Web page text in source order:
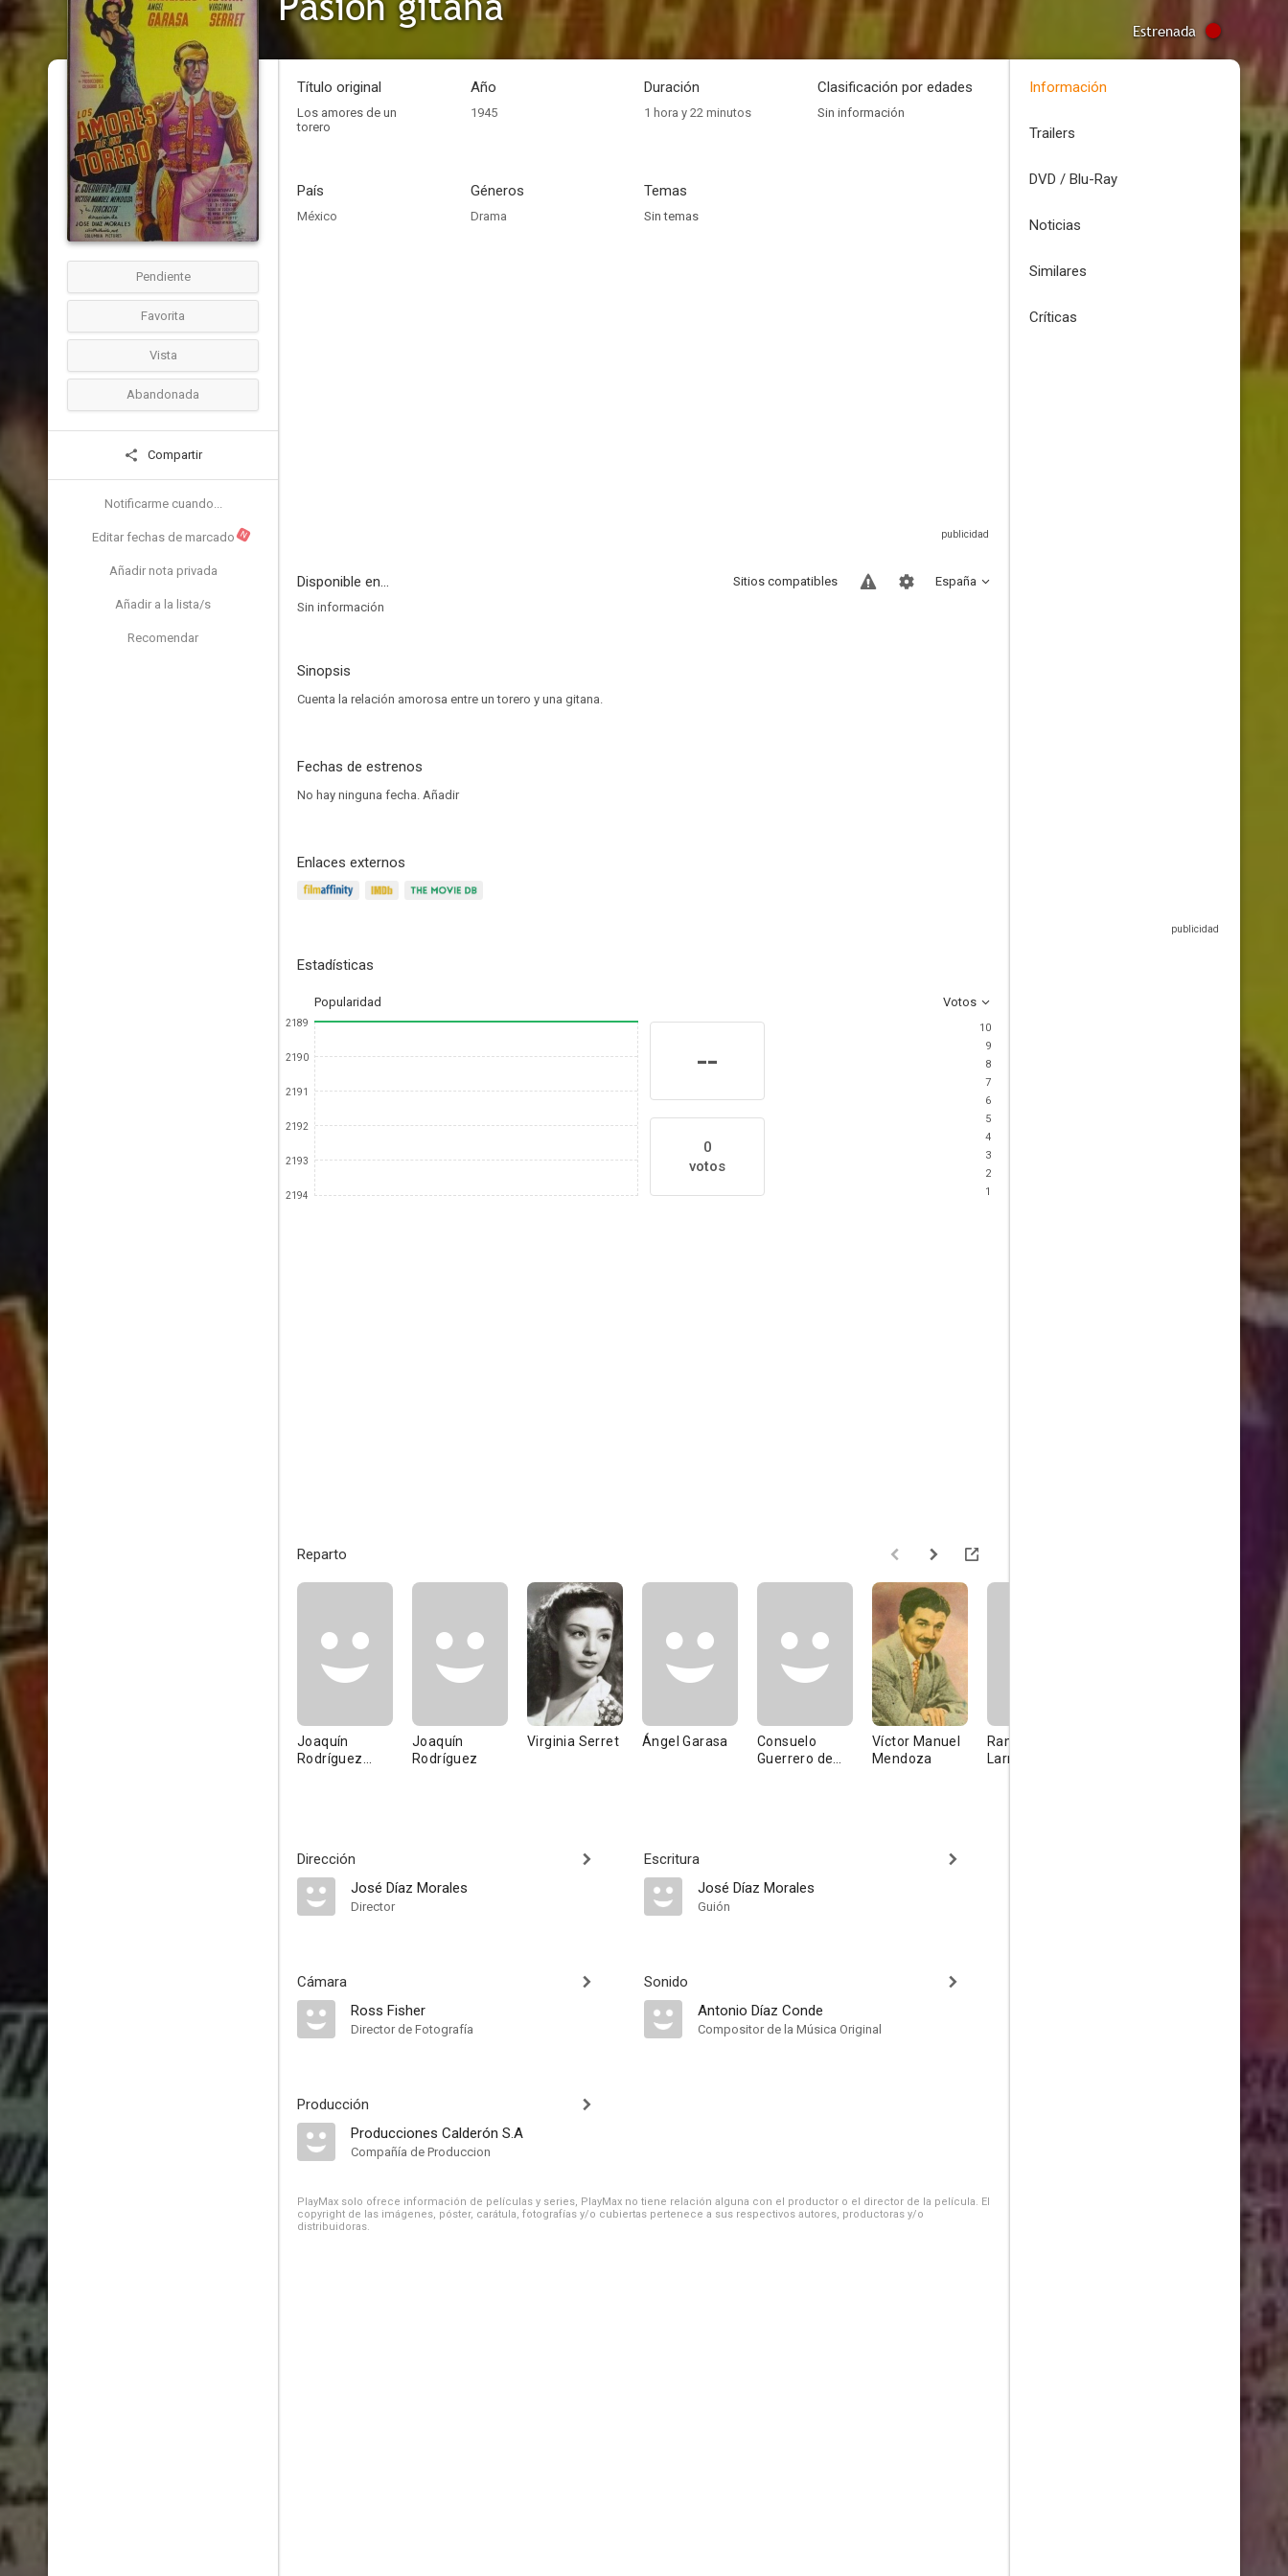
Estrenada
Pendiente
Favorita
Vista
Abandonada
Compartir
Notificarme cuando...
Editar fechas de marcado N
Añadir nota privada
Añadir a la lista/s
Recomendar
Título original
Los amores de un
torero
Año
1945
Duración
1 hora y 22 minutos
Clasificación por edades
Sin información
País
México
Géneros
Drama
Temas
Sin temas
Disponible en... España
Sitios compatibles
Sin información
Sinopsis
Cuenta la relación amorosa entre un torero y una gitana.
Fechas de estrenos
No hay ninguna fecha. Añadir
Enlaces externos
Estadísticas
Popularidad Votos
2189
2190
2191
2192
2193
2194
--
0
votos
10
9
8
7
6
5
4
3
2
1
Reparto
Joaquín
Rodríguez
Joaquín
Rodríguez
Virginia Serret Ángel Garasa
Consuelo
Guerrero de
Víctor Manuel
Mendoza
Ramón G.
Larrea
Dirección
José Díaz Morales
Director
Cámara
Ross Fisher
Director de Fotografía
Producción
Producciones Calderón S.A
Compañía de Produccion
Escritura
José Díaz Morales
Guión
Sonido
Antonio Díaz Conde
Compositor de la Música Original
PlayMax solo ofrece información de películas y series, PlayMax no tiene relación alguna con el productor o el director de la película. El
copyright de las imágenes, póster, carátula, fotografías y/o cubiertas pertenece a sus respectivos autores, productoras y/o
distribuidoras.
Información
Trailers
DVD / Blu-Ray
Noticias
Similares
Críticas